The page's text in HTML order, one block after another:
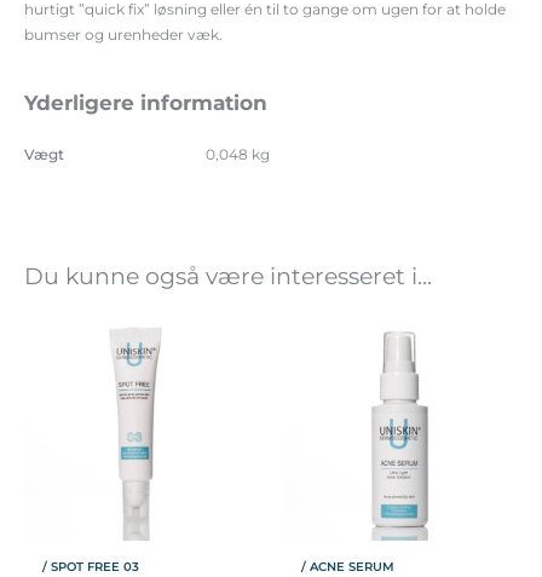
hurtigt ”quick fix” løsning eller én til to gange om ugen for at holde
bumser og urenheder væk.
Yderligere information
Vægt 0,048 kg
Du kunne også være interesseret i...
/ SPOT FREE 03
/ ACNE SERUM